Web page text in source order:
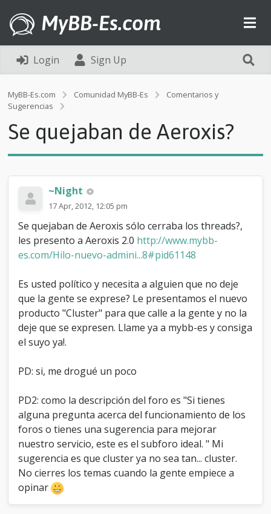
MyBB-Es.com
Login Sign Up
MyBB-Es.com Comunidad MyBB-Es
Comentarios y
Sugerencias
q
u
e
a
b
a
n
e
A
e
o
x
i
s
?
Se quejaban de Aeroxis?
~Night
17 Apr, 2012, 12:05 pm
Se quejaban de Aeroxis sólo cerraba los threads?,
les presento a Aeroxis 2.0 http://www.mybb-
es.com/Hilo-nuevo-admini...8#pid61148
Es usted político y necesita a alguien que no deje
que la gente se exprese? Le presentamos el nuevo
producto "Cluster" para que calle a la gente y no la
deje que se expresen. Llame ya a mybb-es y consiga
el suyo ya!.
PD: si, me drogué un poco
PD2: como la descripción del foro es "Si tienes
alguna pregunta acerca del funcionamiento de los
foros o tienes una sugerencia para mejorar
nuestro servicio, este es el subforo ideal. " Mi
sugerencia es que cluster ya no sea tan... cluster.
No cierres los temas cuando la gente empiece a
opinar